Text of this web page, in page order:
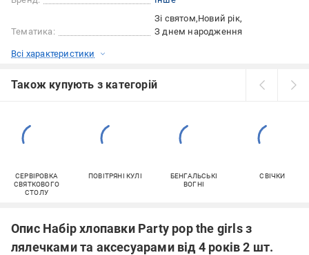
Тематика:
Зі святом Новий рік
З днем народження
Всі характеристики
Також купують з категорій
СЕРВІРОВКА
СВЯТКОВОГО
СТОЛУ
ПОВІТРЯНІ КУЛІ
БЕНГАЛЬСЬКІ
ВОГНІ
СВІЧКИ
Опис Набір хлопавки Party pop the girls з
лялечками та аксесуарами від 4 років 2 шт.